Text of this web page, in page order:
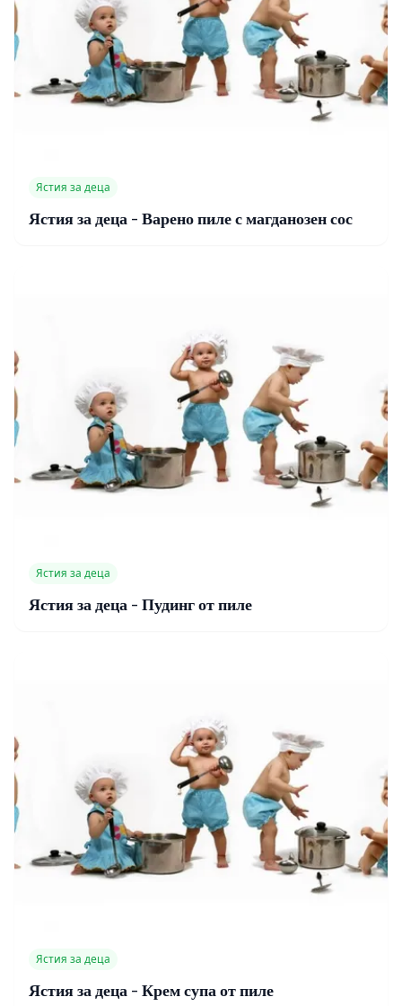
Ястия за деца
Ястия за деца - Варено пиле с магданозен сос
Ястия за деца
Ястия за деца - Пудинг от пиле
Ястия за деца
Ястия за деца - Крем супа от пиле